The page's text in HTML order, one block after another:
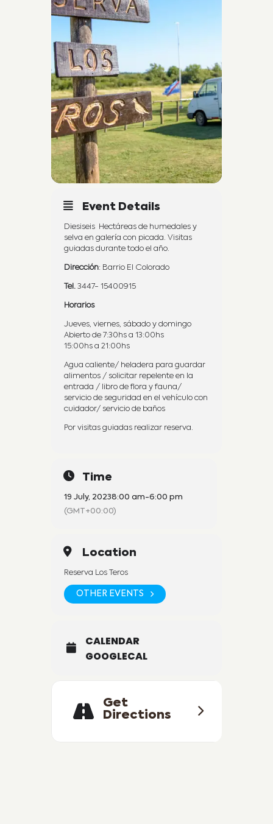
Event Details
Diesiseis Hectáreas de humedales y
selva en galería con picada. Visitas
guiadas durante todo el año.
Dirección: Barrio El Colorado
Tel. 3447- 15400915
Horarios
Jueves, viernes, sábado y domingo
Abierto de 7:30hs a 13:00hs
15:00hs a 21:00hs
Agua caliente/ heladera para guardar
alimentos / solicitar repelente en la
entrada / libro de flora y fauna/
servicio de seguridad en el vehículo con
cuidador/ servicio de baños
Por visitas guiadas realizar reserva.
Time
19 July, 20238:00 am-6:00 pm
(GMT+00:00)
Location
Reserva Los Teros
OTHER EVENTS
CALENDAR
GOOGLECAL
Get
Directions